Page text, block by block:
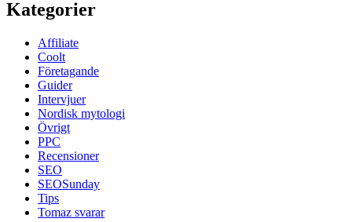
Kategorier
Affiliate
Coolt
Företagande
Guider
Intervjuer
Nordisk mytologi
Övrigt
PPC
Recensioner
SEO
SEOSunday
Tips
Tomaz svarar